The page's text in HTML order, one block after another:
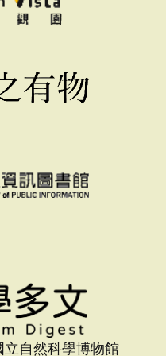
立自然科學博物館